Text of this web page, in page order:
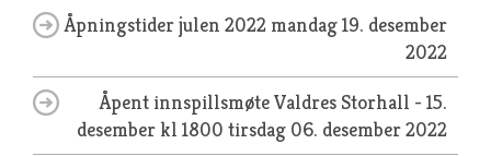
Åpningstider julen 2022 mandag 19. desember
2022
Åpent innspillsmøte Valdres Storhall - 15.
desember kl 1800 tirsdag 06. desember 2022